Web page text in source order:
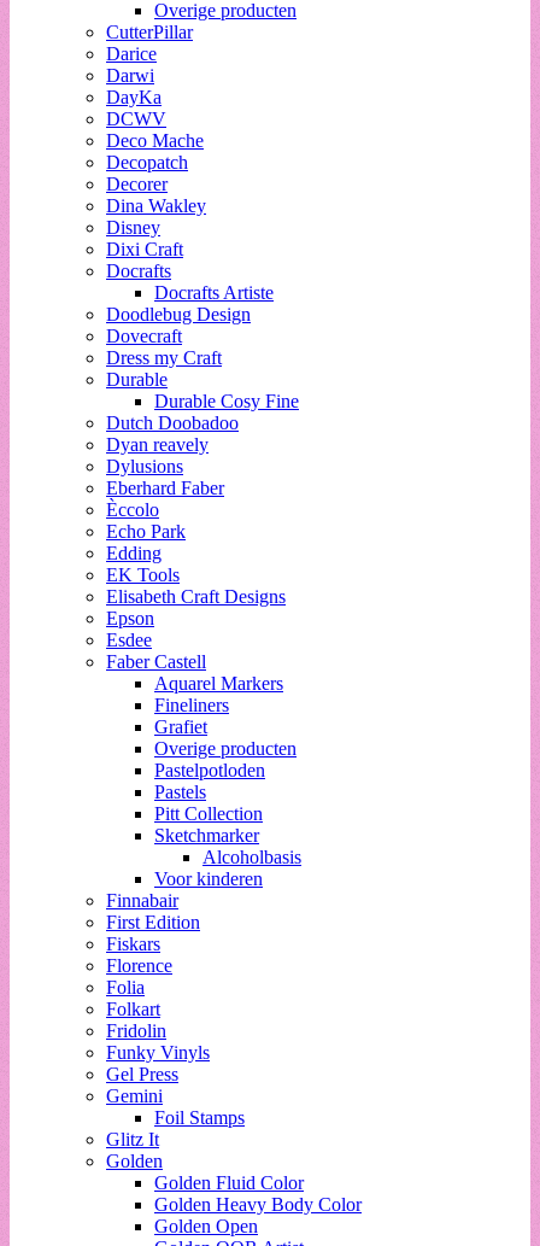
Overige producten
CutterPillar
Darice
Darwi
DayKa
DCWV
Deco Mache
Decopatch
Decorer
Dina Wakley
Disney
Dixi Craft
Docrafts
Docrafts Artiste
Doodlebug Design
Dovecraft
Dress my Craft
Durable
Durable Cosy Fine
Dutch Doobadoo
Dyan reavely
Dylusions
Eberhard Faber
Èccolo
Echo Park
Edding
EK Tools
Elisabeth Craft Designs
Epson
Esdee
Faber Castell
Aquarel Markers
Fineliners
Grafiet
Overige producten
Pastelpotloden
Pastels
Pitt Collection
Sketchmarker
Alcoholbasis
Voor kinderen
Finnabair
First Edition
Fiskars
Florence
Folia
Folkart
Fridolin
Funky Vinyls
Gel Press
Gemini
Foil Stamps
Glitz It
Golden
Golden Fluid Color
Golden Heavy Body Color
Golden Open